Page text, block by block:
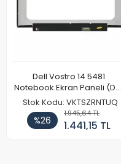
Dell Vostro 14 5481
Notebook Ekran Paneli (Dar
Kasa - Kulaksız)
Stok Kodu: VKTSZRNTUQ
%26
1.945,64 TL
1.441,15 TL